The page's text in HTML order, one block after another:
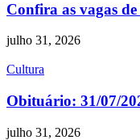
Confira as vagas
julho 31, 2026
Cultura
Obituário: 31/07/
julho 31, 2026